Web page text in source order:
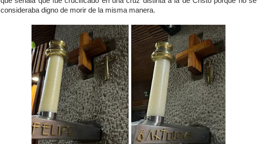
consideraba digno de morir de la misma manera.